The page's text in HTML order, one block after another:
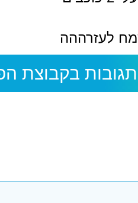
לעזרההה
בקבוצת